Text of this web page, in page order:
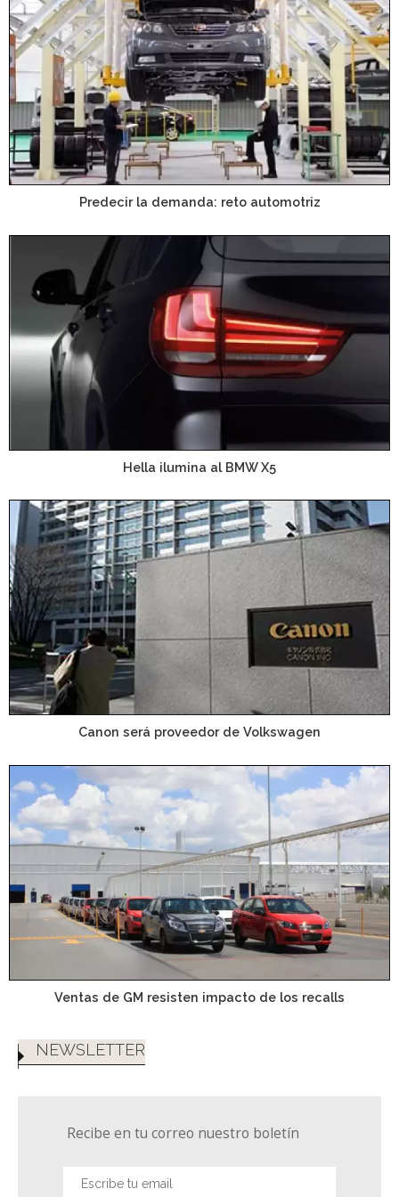
Predecir la demanda: reto automotriz
Hella ilumina al BMW X5
Canon será proveedor de Volkswagen
Ventas de GM resisten impacto de los recalls
NEWSLETTER
Recibe en tu correo nuestro boletín